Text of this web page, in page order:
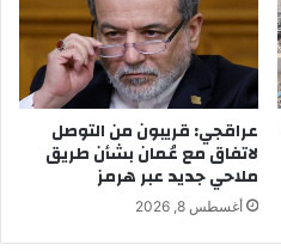
عراقجي: قريبون من التوصل
لاتفاق مع عُمان بشأن طريق
ملاحي جديد عبر هرمز
أغسطس 8, 2026